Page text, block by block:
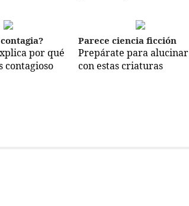
por qué
contagioso
Parece ciencia ficción
Prepárate para alucinar
con estas criaturas